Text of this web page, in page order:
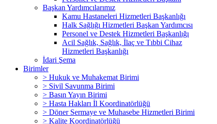
Başkan Yardımcılarımız
Kamu Hastaneleri Hizmetleri Başkanlığı
Halk Sağlığı Hizmetleri Başkan Yardımcısı
Personel ve Destek Hizmetleri Başkanlığı
Acil Sağlık, Sağlık, İlaç ve Tıbbi Cihaz
Hizmetleri Başkanlığı
İdari Şema
Birimler
> Hukuk ve Muhakemat Birimi
> Sivil Savunma Birimi
> Basın Yayın Birimi
> Hasta Hakları İl Koordinatörlüğü
> Döner Sermaye ve Muhasebe Hizmetleri Birimi
> Kalite Koordinatörlüğü